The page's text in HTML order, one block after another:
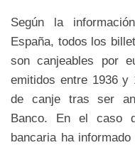
Según la
España, todos los
son canjeables por
emitidos entre 1936 y
de canje tras ser
Banco. En el caso
bancaria ha